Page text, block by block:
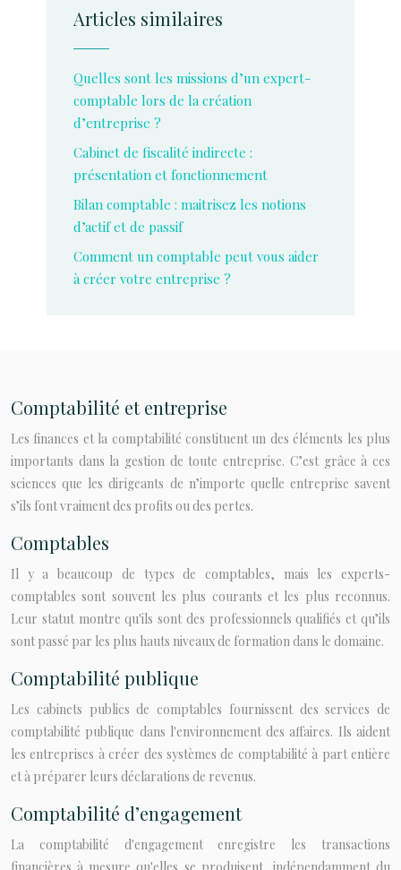
Articles similaires
Quelles sont les missions d’un expert-
comptable lors de la création
d’entreprise ?
Cabinet de fiscalité indirecte :
présentation et fonctionnement
Bilan comptable : maitrisez les notions
d’actif et de passif
Comment un comptable peut vous aider
à créer votre entreprise ?
Comptabilité et entreprise
Les finances et la comptabilité constituent un des éléments les plus
importants dans la gestion de toute entreprise. C’est grâce à ces
sciences que les dirigeants de n’importe quelle entreprise savent
s’ils font vraiment des profits ou des pertes.
Comptables
Il y a beaucoup de types de comptables, mais les experts-
comptables sont souvent les plus courants et les plus reconnus.
Leur statut montre qu'ils sont des professionnels qualifiés et qu’ils
sont passé par les plus hauts niveaux de formation dans le domaine.
Comptabilité publique
Les cabinets publics de comptables fournissent des services de
comptabilité publique dans l'environnement des affaires. Ils aident
les entreprises à créer des systèmes de comptabilité à part entière
et à préparer leurs déclarations de revenus.
Comptabilité d’engagement
La comptabilité d'engagement enregistre les transactions